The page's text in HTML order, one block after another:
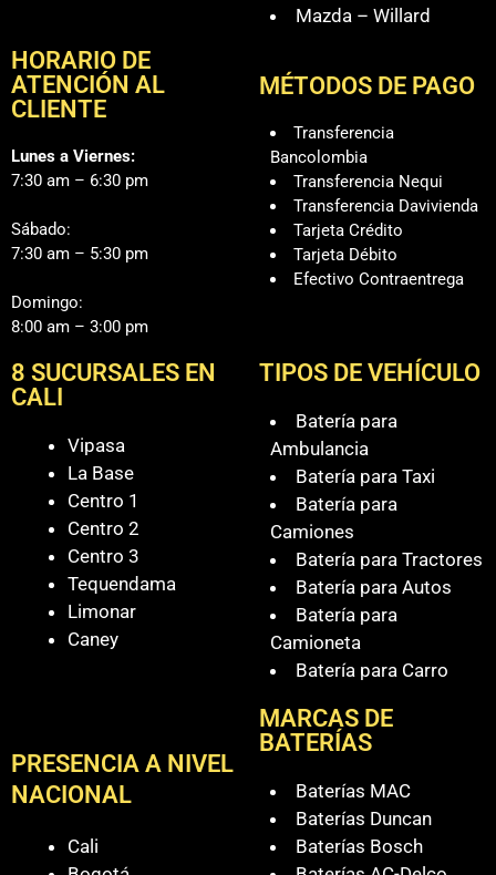
HORARIO DE
ATENCIÓN AL
CLIENTE
Lunes a Viernes:
7:30 am – 6:30 pm
Sábado:
7:30 am – 5:30 pm
Domingo:
8:00 am – 3:00 pm
Mazda – Willard
MÉTODOS DE PAGO
Transferencia
Bancolombia
Transferencia Nequi
Transferencia Davivienda
Tarjeta Crédito
Tarjeta Débito
Efectivo Contraentrega
8 SUCURSALES EN
CALI
Vipasa
La Base
Centro 1
Centro 2
Centro 3
Tequendama
Limonar
Caney
PRESENCIA A NIVEL
NACIONAL
Cali
TIPOS DE VEHÍCULO
Batería para
Ambulancia
Batería para Taxi
Batería para
Camiones
Batería para Tractores
Batería para Autos
Batería para
Camioneta
Batería para Carro
MARCAS DE
BATERÍAS
Baterías MAC
Baterías Duncan
Baterías Bosch